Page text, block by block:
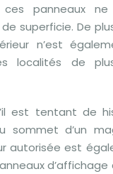
panneaux
superficie. De
n’est
localités de
est tentant de
sommet d’un
autorisée est